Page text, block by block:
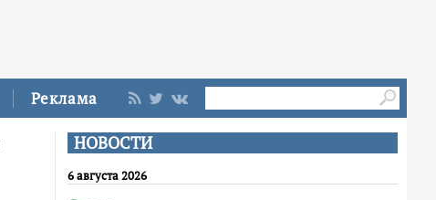
Реклама
НОВОСТИ
6 августа 2026